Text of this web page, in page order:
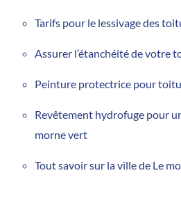
Tarifs pour le lessivage des
Assurer l’étanchéité de votre
Peinture protectrice pour
Revêtement hydrofuge pour
morne vert
Tout savoir sur la ville de Le